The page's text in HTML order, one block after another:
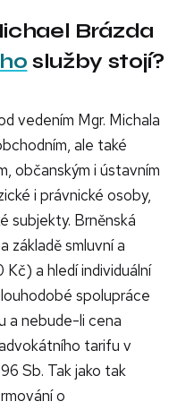
Brázda
služby stojí?
vedením Mgr. Michala
ale také
občanským i ústavním
i právnické osoby,
subjekty. Brněnská
základě smluvní a
a hledí individuální
spolupráce
a nebude-li cena
tarifu v
Sb. Tak jako tak
o